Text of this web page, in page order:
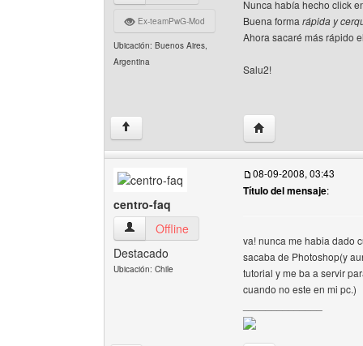
Ex-teamPwG-Mod
Ubicación: Buenos Aires,
Argentina
Nunca había hecho click
Buena forma rápida y
Ahora sacaré más rápido
Salu2!
↑ Visitar sitio web del
centro-faq
centro-faq Ver perfil del usuario
Offline
Destacado
Ubicación: Chile
08-09-2008, 03:43
Título del mensaje:
va! nunca me habia dado
sacaba de Photoshop(y
tutorial y me ba a servir
cuando no este en mi pc.)